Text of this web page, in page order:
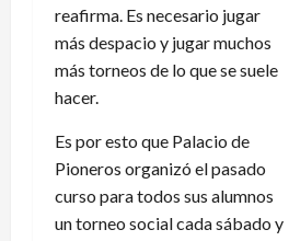
reafirma. Es necesario jugar
más despacio y jugar muchos
más torneos de lo que se suele
hacer.
Es por esto que Palacio de
Pioneros organizó el pasado
curso para todos sus alumnos
un torneo social cada sábado y